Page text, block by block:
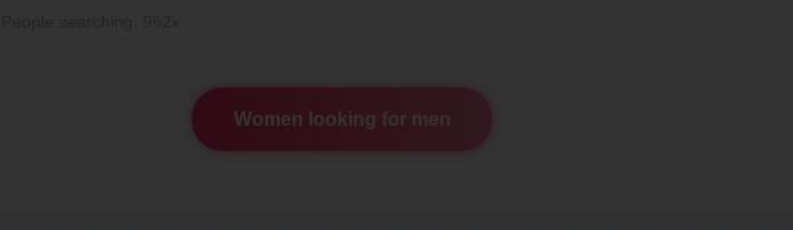
Women looking for men